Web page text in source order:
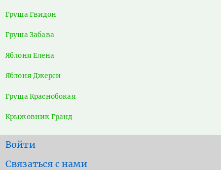
Груша Гвидон
Груша Забава
Яблоня Елена
Яблоня Джерси
Груша Краснобокая
Крыжовник Гранд
User
account
Войти
Footer
Связаться с нами